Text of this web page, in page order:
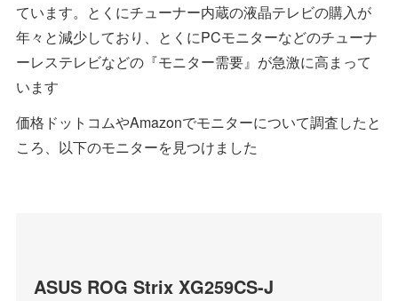
ています。とくにチューナー内蔵の液晶テレビの購入が
年々と減少しており、とくにPCモニターなどのチューナ
ーレステレビなどの『モニター需要』が急激に高まって
います
価格ドットコムやAmazonでモニターについて調査したと
ころ、以下のモニターを見つけました
ASUS ROG Strix XG259CS-J